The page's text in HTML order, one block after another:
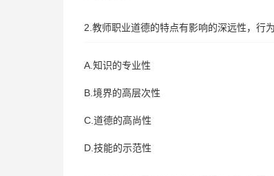
2.教师职业道德的特点有影响的深远性，行
A.知识的专业性
B.境界的高层次性
C.道德的高尚性
D.技能的示范性